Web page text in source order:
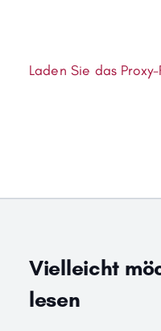
Laden Sie das
Vielleicht
lesen